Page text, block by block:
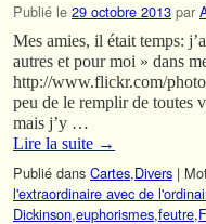
Publié le 29 octobre 2013 par
Mes amies, il était temps:
autres et pour moi » dans
http://www.flickr.com/
peu de le remplir de toutes
mais j’y …
Lire la suite →
Publié dans Cartes,Divers |
l'extraordinaire avec de
Dickinson,euphorismes,feutre,